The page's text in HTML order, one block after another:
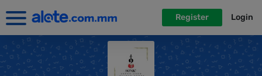
Register Login